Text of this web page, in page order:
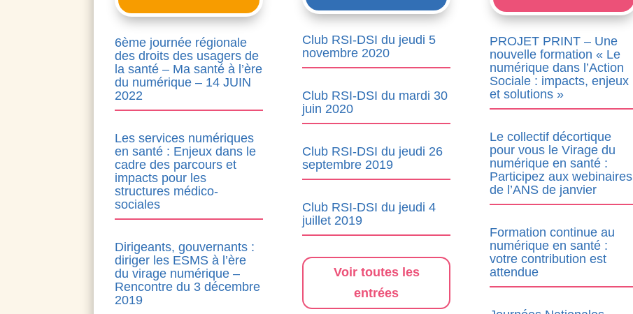
6ème journée régionale
des droits des usagers de
la santé – Ma santé à l’ère
du numérique – 14 JUIN
2022
Les services numériques
en santé : Enjeux dans le
cadre des parcours et
impacts pour les
structures médico-
sociales
Dirigeants, gouvernants :
diriger les ESMS à l’ère
du virage numérique –
Rencontre du 3 décembre
2019
Club RSI-DSI du jeudi 5
novembre 2020
Club RSI-DSI du mardi 30
juin 2020
Club RSI-DSI du jeudi 26
septembre 2019
Club RSI-DSI du jeudi 4
juillet 2019
Voir toutes les
entrées
PROJET PRINT – Une
nouvelle formation « Le
numérique dans l’Action
Sociale : impacts, enjeux
et solutions »
Le collectif décortique
pour vous le Virage du
numérique en santé :
Participez aux webinaires
de l’ANS de janvier
Formation continue au
numérique en santé :
votre contribution est
attendue